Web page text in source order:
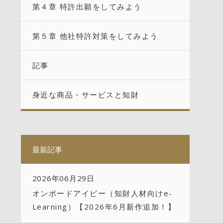
第４章 特許出願をしてみよう
第５章 他社特許対策をしてみよう
記事
身近な商品・サービスと知財
最新記事
2026年06月29日
オンボードアイピー（知財人材向けe-
Learning）【2026年6月新作追加！】